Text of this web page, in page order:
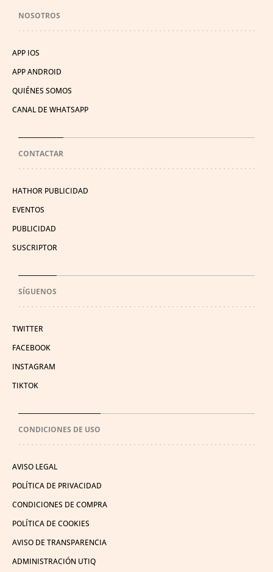
NOSOTROS
APP IOS
APP ANDROID
QUIÉNES SOMOS
CANAL DE WHATSAPP
CONTACTAR
HATHOR PUBLICIDAD
EVENTOS
PUBLICIDAD
SUSCRIPTOR
SÍGUENOS
TWITTER
FACEBOOK
INSTAGRAM
TIKTOK
CONDICIONES DE USO
AVISO LEGAL
POLÍTICA DE PRIVACIDAD
CONDICIONES DE COMPRA
POLÍTICA DE COOKIES
AVISO DE TRANSPARENCIA
ADMINISTRACIÓN UTIQ